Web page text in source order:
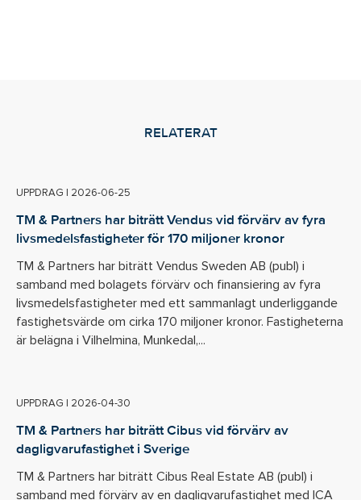
RELATERAT
UPPDRAG | 2026-06-25
TM & Partners har biträtt Vendus vid förvärv av fyra
livsmedelsfastigheter för 170 miljoner kronor
TM & Partners har biträtt Vendus Sweden AB (publ) i
samband med bolagets förvärv och finansiering av fyra
livsmedelsfastigheter med ett sammanlagt underliggande
fastighetsvärde om cirka 170 miljoner kronor. Fastigheterna
är belägna i Vilhelmina, Munkedal,...
UPPDRAG | 2026-04-30
TM & Partners har biträtt Cibus vid förvärv av
dagligvarufastighet i Sverige
TM & Partners har biträtt Cibus Real Estate AB (publ) i
samband med förvärv av en dagligvarufastighet med ICA